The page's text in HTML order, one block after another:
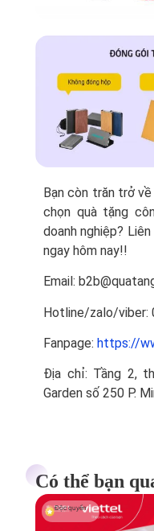
Bạn còn trăn trở
chọn quà tặng
doanh nghiệp?
ngay hôm nay!!
Email:
Hotline/zalo/viber:
Fanpage: https://
Địa chỉ: Tầng 2,
Garden số 250 P.
Có thể bạn
Độc quyền